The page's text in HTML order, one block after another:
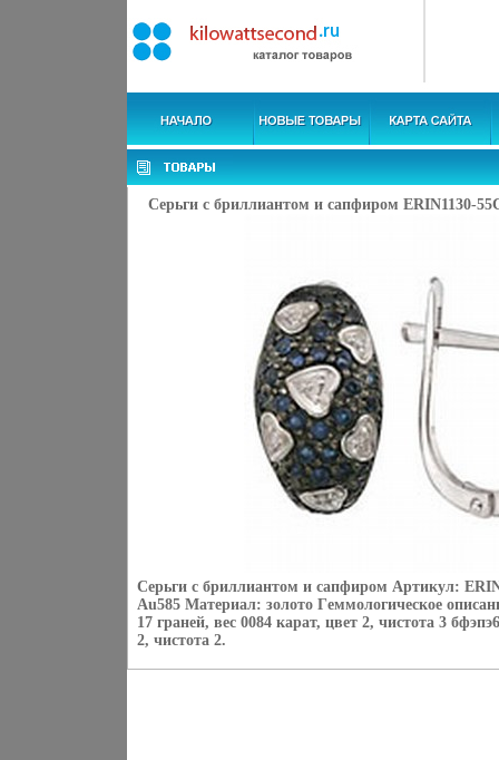
Серьги с бриллиантом и сапфиром ERIN1130-
Серьги с бриллиантом и сапфиром Артикул:
Au585 Материал: золото Гeммологическое
17 граней, вес 0084 карат, цвет 2, чистота 3
2, чистота 2.